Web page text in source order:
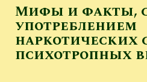
Мифы и факты,
употреблением
наркотических
психотропных